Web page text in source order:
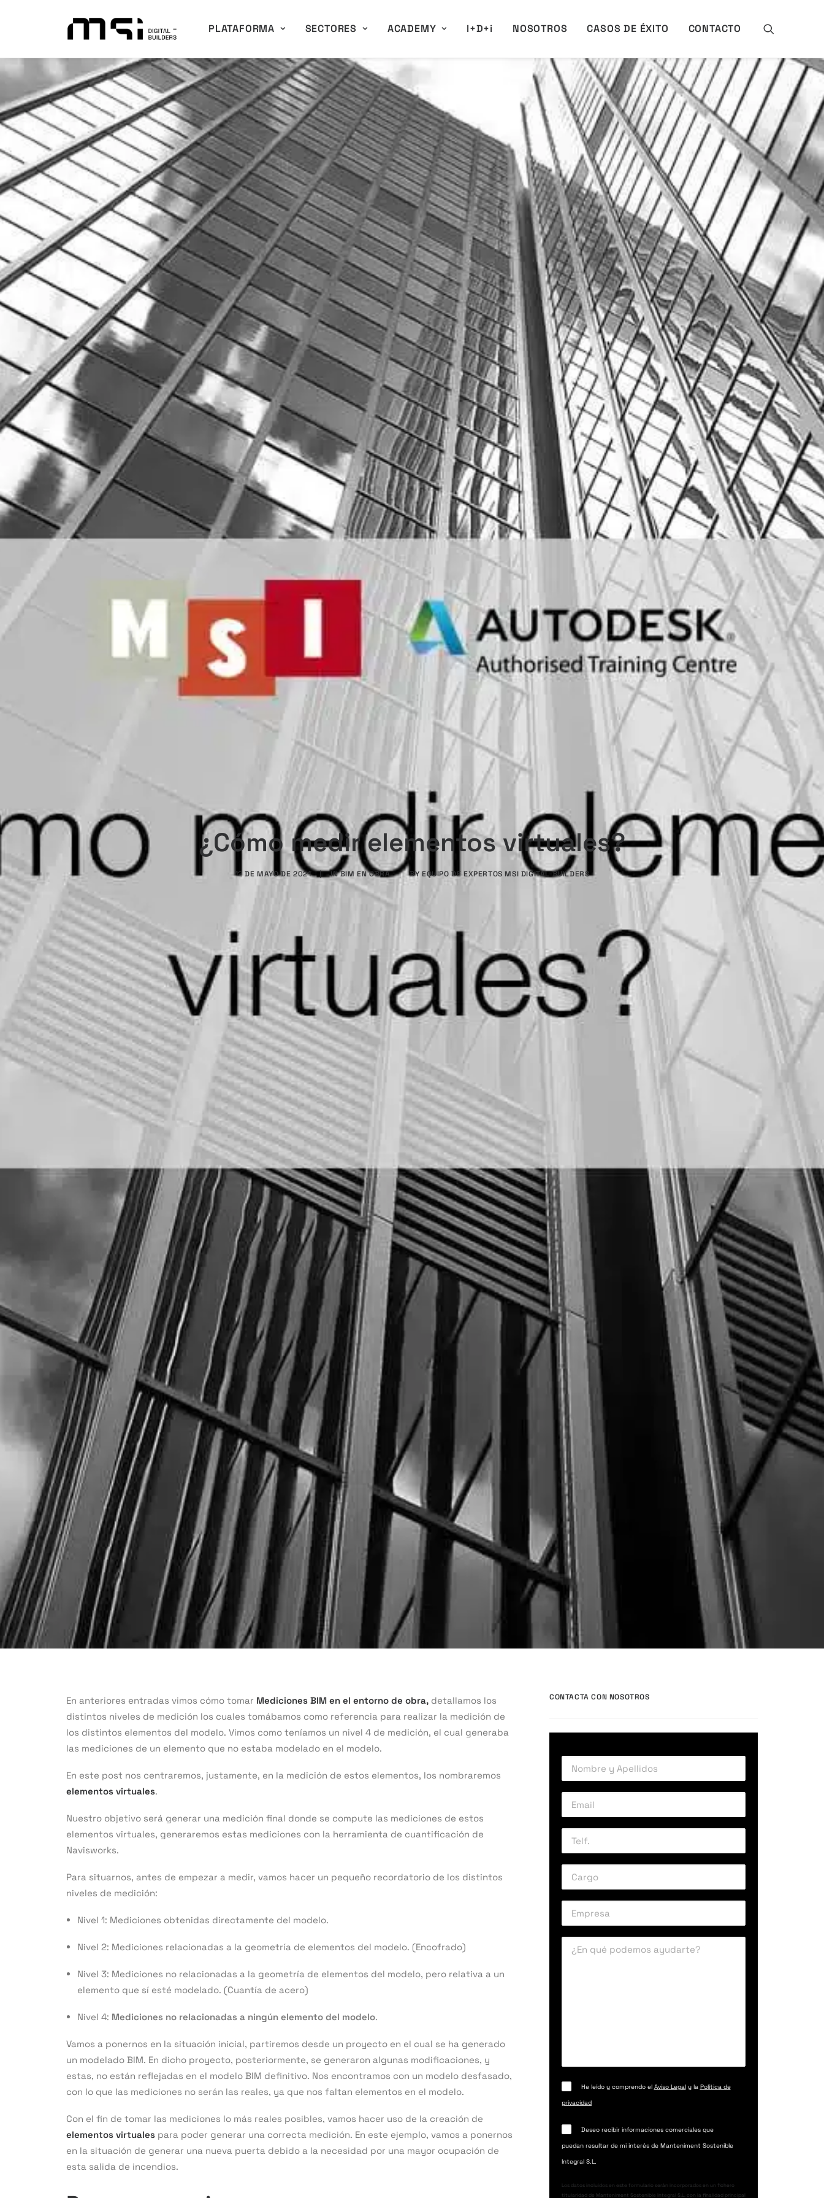
PLATAFORMA SECTORES ACADEMY I+D+i NOSOTROS CASOS DE ÉXITO CONTACTO
¿Cómo medir elementos virtuales?
12 DE MAYO DE 2021 | INBIM EN OBRA | BY EQUIPO DE EXPERTOS MSI DIGITAL BUILDERS
En anteriores entradas vimos cómo tomar Mediciones BIM en el entorno de obra, detallamos los
distintos niveles de medición los cuales tomábamos como referencia para realizar la medición de
los distintos elementos del modelo. Vimos como teníamos un nivel 4 de medición, el cual generaba
las mediciones de un elemento que no estaba modelado en el modelo.
En este post nos centraremos, justamente, en la medición de estos elementos, los nombraremos
elementos virtuales.
Nuestro objetivo será generar una medición final donde se compute las mediciones de estos
elementos virtuales, generaremos estas mediciones con la herramienta de cuantificación de
Navisworks.
Para situarnos, antes de empezar a medir, vamos hacer un pequeño recordatorio de los distintos
niveles de medición:
Nivel 1: Mediciones obtenidas directamente del modelo.
Nivel 2: Mediciones relacionadas a la geometría de elementos del modelo. (Encofrado)
Nivel 3: Mediciones no relacionadas a la geometría de elementos del modelo, pero relativa a un
elemento que sí esté modelado. (Cuantía de acero)
Nivel 4: Mediciones no relacionadas a ningún elemento del modelo.
Vamos a ponernos en la situación inicial, partiremos desde un proyecto en el cual se ha generado
un modelado BIM. En dicho proyecto, posteriormente, se generaron algunas modificaciones, y
estas, no están reflejadas en el modelo BIM definitivo. Nos encontramos con un modelo desfasado,
con lo que las mediciones no serán las reales, ya que nos faltan elementos en el modelo.
Con el fin de tomar las mediciones lo más reales posibles, vamos hacer uso de la creación de
elementos virtuales para poder generar una correcta medición. En este ejemplo, vamos a ponernos
en la situación de generar una nueva puerta debido a la necesidad por una mayor ocupación de
esta salida de incendios.
CONTACTA CON NOSOTROS
He leído y comprendo el Aviso Legaly la Política de
privacidad
Deseo recibir informaciones comerciales que
puedan resultar de mi interés de Manteniment Sostenible
Integral S.L.
Los datos incluidos en este formulario serán incorporados en un fichero
titularidad de Manteniment Sostenible Integral S.L. con la finalidad principal